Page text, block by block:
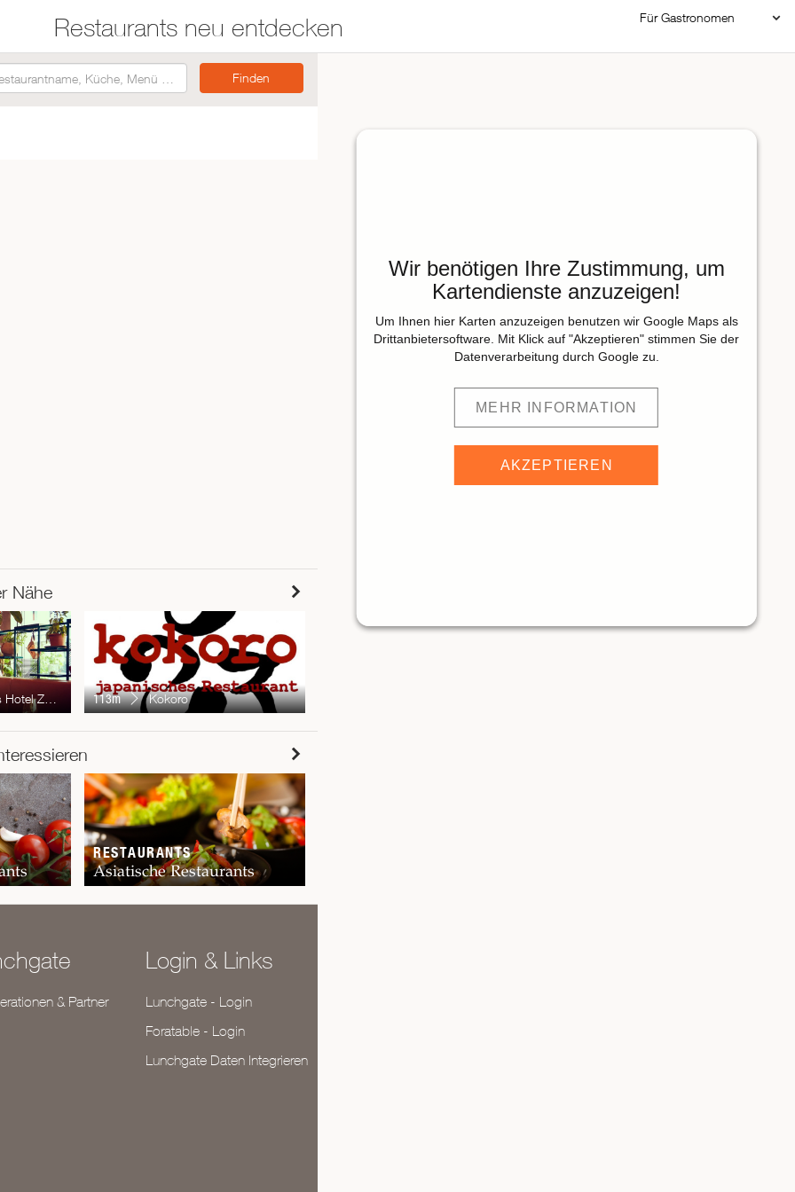
Restaurants neu entdecken
Für Gastronomen
Nähe
Langstrasse 113m Kokoro
RESTAURANTS
Asiatische Restaurants
& Partner
Login & Links
Lunchgate - Login
Foratable - Login
Lunchgate Daten Integrieren
Wir benötigen Ihre Zustimmung, um
Kartendienste anzuzeigen!
Um Ihnen hier Karten anzuzeigen benutzen wir Google Maps als
Drittanbietersoftware. Mit Klick auf "Akzeptieren" stimmen Sie der
Datenverarbeitung durch Google zu.
MEHR INFORMATION
AKZEPTIEREN